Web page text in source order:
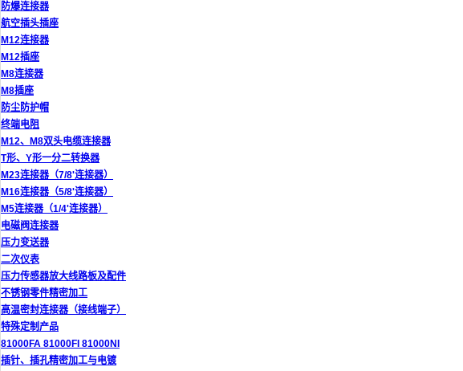
防爆连接器
航空插头插座
M12连接器
M12插座
M8连接器
M8插座
防尘防护帽
终端电阻
M12、M8双头电缆连接器
T形、Y形一分二转换器
M23连接器（7/8'连接器）
M16连接器（5/8'连接器）
M5连接器（1/4'连接器）
电磁阀连接器
压力变送器
二次仪表
压力传感器放大线路板及配件
不锈钢零件精密加工
高温密封连接器（接线端子）
特殊定制产品
81000FA 81000FI 81000NI
插针、插孔精密加工与电镀